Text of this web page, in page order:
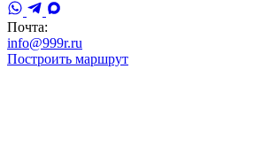
Почта:
info@999r.ru
Построить маршрут